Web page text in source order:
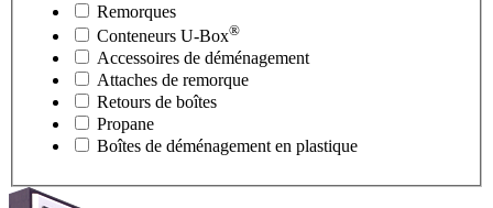
Remorques
Conteneurs U-Box®
Accessoires de déménagement
Attaches de remorque
Retours de boîtes
Propane
Boîtes de déménagement en plastique